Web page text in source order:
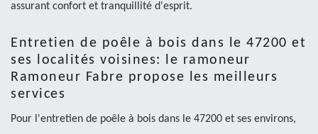
assurant confort et tranquillité d'esprit.
Entretien de poêle à bois dans le 47200 et
ses localités voisines: le ramoneur
Ramoneur Fabre propose les meilleurs
services
Pour l'entretien de poêle à bois dans le 47200 et ses environs,